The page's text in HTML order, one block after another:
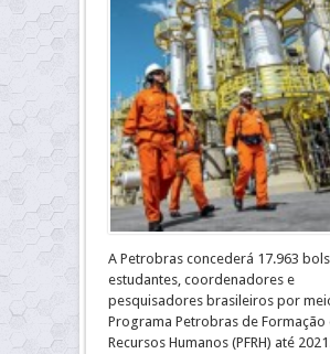
A Petrobras concederá 17.963
estudantes, coordenadores e
pesquisadores brasileiros por
Programa Petrobras de Formação
Recursos Humanos (PFRH) até